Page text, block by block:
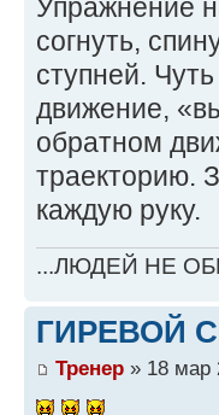
Упражнение
согнуть,
ступней.
движение,
обратном
траекторию.
каждую руку.
...ЛЮДЕЙ НЕ
ГИРЕВОЙ
Тренер » 18 мар